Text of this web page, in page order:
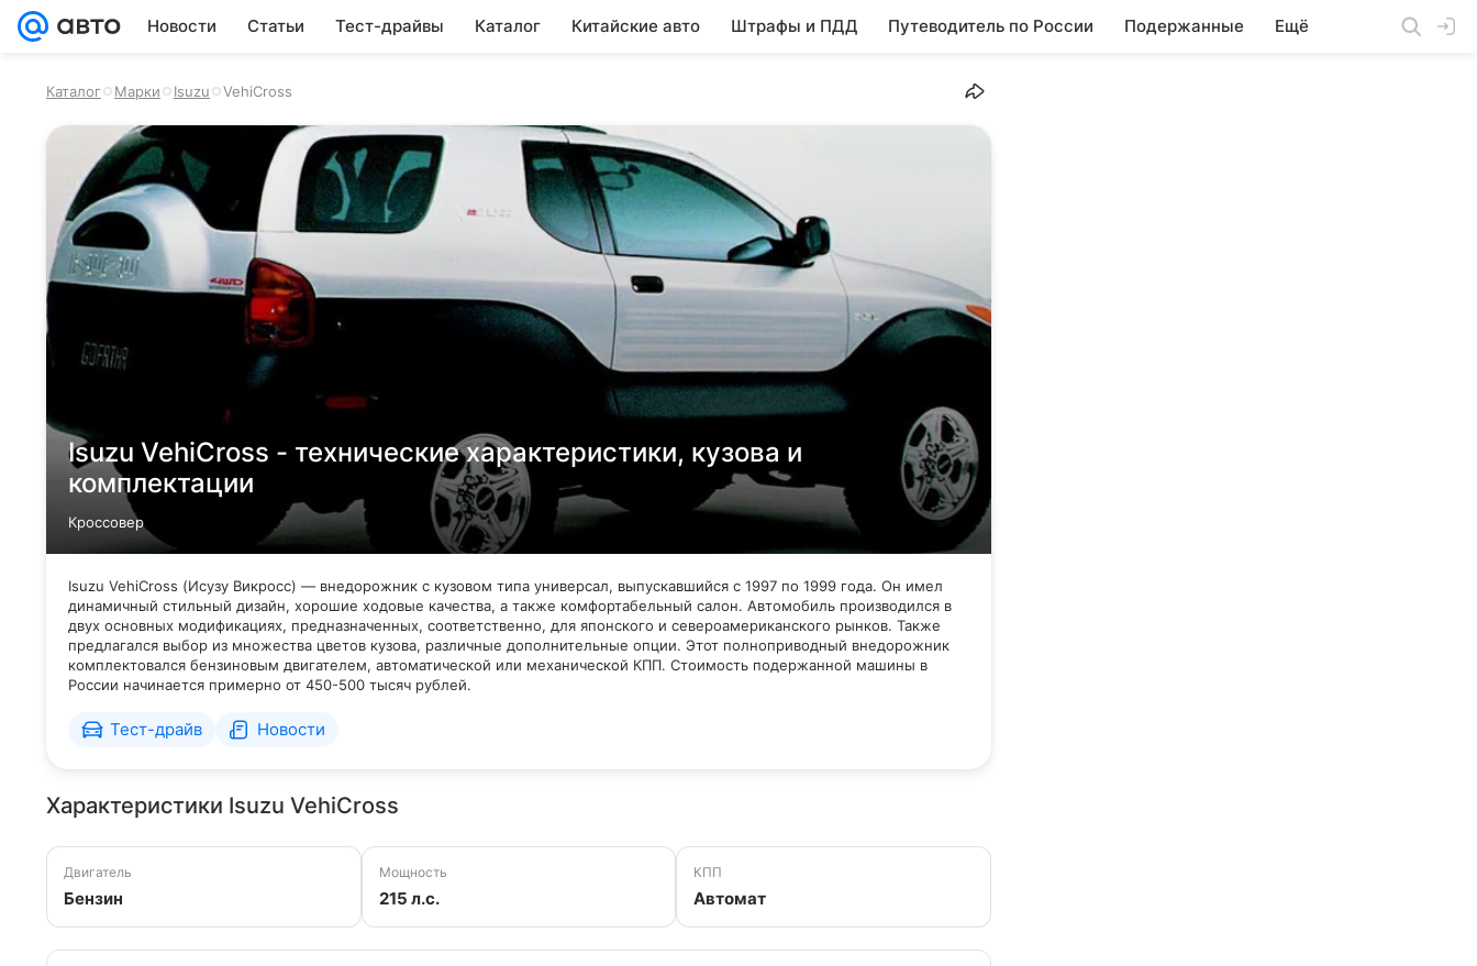
Новости Статьи Тест-драйвы Каталог Китайские авто Штрафы и ПДД Путеводитель по России Подержанные Ещё
Каталог Марки Isuzu VehiCross
Isuzu VehiCross - технические характеристики, кузова и
комплектации
Кроссовер
Isuzu VehiCross (Исузу Викросс) — внедорожник с кузовом типа универсал, выпускавшийся с 1997 по 1999 года. Он имел
динамичный стильный дизайн, хорошие ходовые качества, а также комфортабельный салон. Автомобиль производился в
двух основных модификациях, предназначенных, соответственно, для японского и североамериканского рынков. Также
предлагался выбор из множества цветов кузова, различные дополнительные опции. Этот полноприводный внедорожник
комплектовался бензиновым двигателем, автоматической или механической КПП. Стоимость подержанной машины в
России начинается примерно от 450-500 тысяч рублей.
Тест-драйв Новости
Характеристики Isuzu VehiCross
Двигатель
Бензин
Мощность
215 л.с.
КПП
Автомат